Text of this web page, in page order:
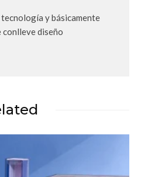
y básicamente
conlleve diseño